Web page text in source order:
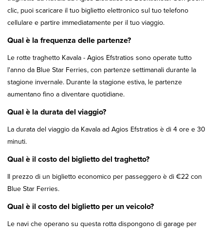
clic, puoi scaricare il tuo biglietto elettronico sul tuo telefono
cellulare e partire immediatamente per il tuo viaggio.
Qual è la frequenza delle partenze?
Le rotte traghetto Kavala - Agios Efstratios sono operate tutto
l'anno da Blue Star Ferries, con partenze settimanali durante la
stagione invernale. Durante la stagione estiva, le partenze
aumentano fino a diventare quotidiane.
Qual è la durata del viaggio?
La durata del viaggio da Kavala ad Agios Efstratios è di 4 ore e 30
minuti.
Qual è il costo del biglietto del traghetto?
Il prezzo di un biglietto economico per passeggero è di €22 con
Blue Star Ferries.
Qual è il costo del biglietto per un veicolo?
Le navi che operano su questa rotta dispongono di garage per